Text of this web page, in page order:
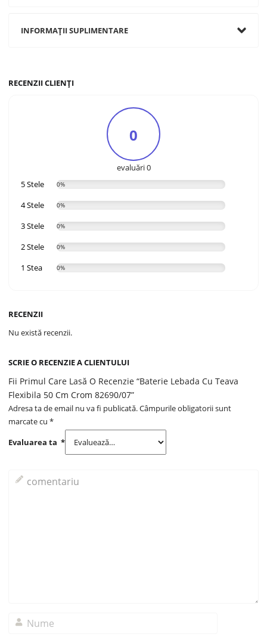
INFORMAȚII SUPLIMENTARE
RECENZII CLIENȚI
0
evaluări 0
5 Stele
0%
4 Stele 0%
3 Stele 0%
2 Stele 0%
1 Stea 0%
RECENZII
Nu există recenzii.
SCRIE O RECENZIE A CLIENTULUI
Fii Primul Care Lasă O Recenzie “Baterie Lebada Cu Teava
Flexibila 50 Cm Crom 82690/07”
Adresa ta de email nu va fi publicată.Câmpurile obligatorii sunt
marcate cu*
Evaluarea ta*